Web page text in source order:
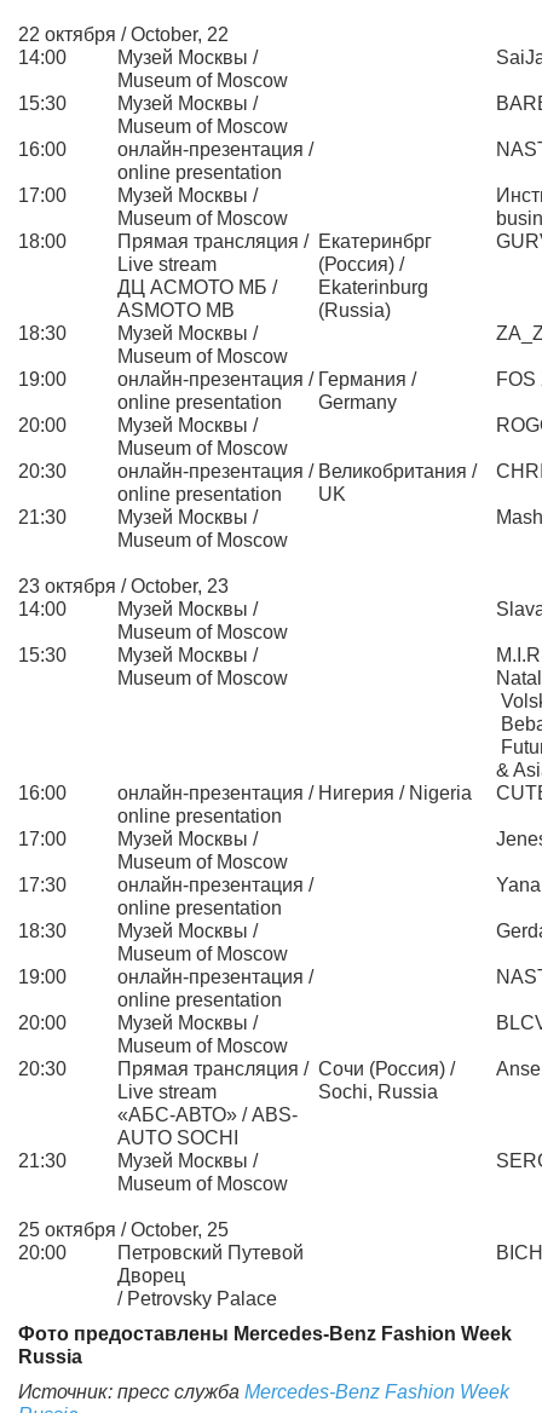
22 октября / October, 22
14:00
Музей Москвы /
Museum of Moscow
15:30
Музей Москвы /
Museum of Moscow
16:00
онлайн-презентация /
online presentation
17:00
Музей Москвы /
Museum of Moscow
18:00
Прямая трансляция /
Live stream
ДЦ АСМОТО МБ /
АSMOTO MB
Екатеринбрг
(Россия) /
Ekaterinburg
(Russia)
18:30
Музей Москвы /
Museum of Moscow
19:00
онлайн-презентация /
online presentation
Германия /
Germany
FOS
20:00
Музей Москвы /
Museum of Moscow
20:30
онлайн-презентация /
online presentation
Великобритания /
UK
21:30
Музей Москвы /
Museum of Moscow
23 октября / October, 23
14:00
Музей Москвы /
Museum of Moscow
15:30
Музей Москвы /
Museum of Moscow
&
16:00
онлайн-презентация /
online presentation
Нигерия / Nigeria
17:00
Музей Москвы /
Museum of Moscow
17:30
онлайн-презентация /
online presentation
18:30
Музей Москвы /
Museum of Moscow
19:00
онлайн-презентация /
online presentation
20:00
Музей Москвы /
Museum of Moscow
20:30
Прямая трансляция /
Live stream
«АБС-АВТО» / ABS-
AUTO SOCHI
Сочи (Россия) /
Sochi, Russia
21:30
Музей Москвы /
Museum of Moscow
25 октября / October, 25
20:00
Петровский Путевой
Дворец
/ Petrovsky Palace
Фото предоставлены Mercedes-Benz Fashion Week
Russia
Источник: пресс служба Mercedes-Benz Fashion Week